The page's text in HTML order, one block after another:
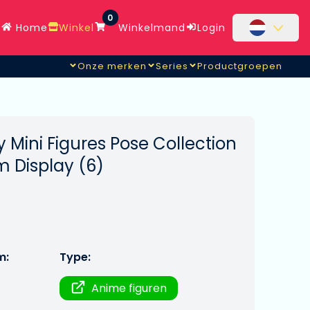
Home Winkel
0
Winkelmand Login
Onze merken Series Productgroepen
Mini Figures Pose Collection
Display (6)
Type:
Anime figuren